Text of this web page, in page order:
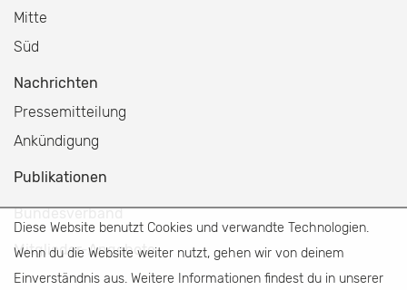
Diese Website benutzt Cookies und verwandte Technologien.
Wenn du die Website weiter nutzt, gehen wir von deinem
Einverständnis aus. Weitere Informationen findest du in unserer
Mitte
Süd
Nachrichten
Pressemitteilung
Ankündigung
Publikationen
Bundesverband
Mitglieder-Angebote